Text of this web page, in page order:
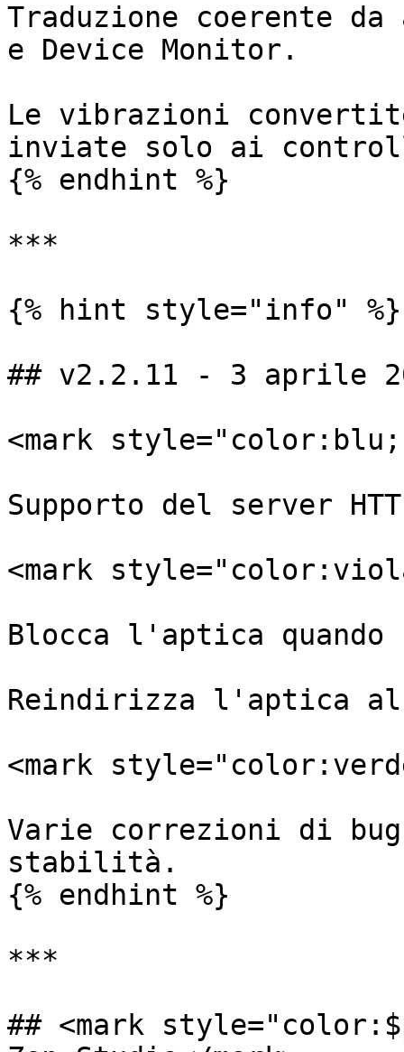
Traduzione coerente
e Device Monitor.
Le vibrazioni
inviate solo ai
{% endhint %}
***
{% hint style="info" %}
## v2.2.11 - 3 aprile
<mark
Supporto del server
<mark
Blocca l'aptica
Reindirizza l'aptica al
<mark
Varie correzioni di
stabilità.
{% endhint %}
***
## <mark